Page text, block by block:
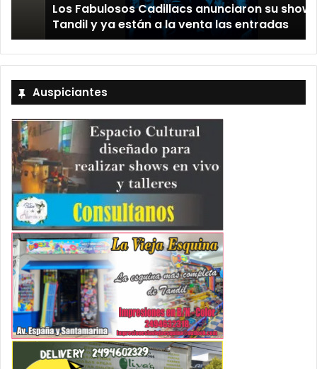
Los Fabulosos Cadillacs anunciaron su show en
Tandil y ya están a la venta las entradas
Auspiciantes